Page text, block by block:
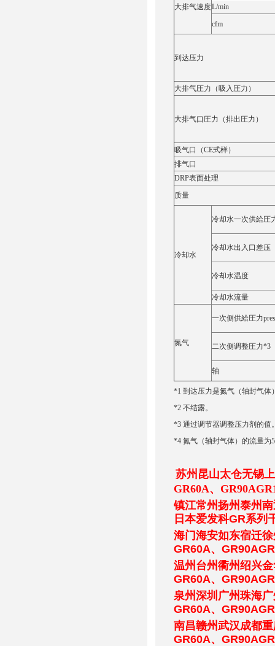
大排气速度L/min
cfm
到达压力
大排气圧力（吸入圧力）
大排气口圧力（排出圧力）
吸气口（CE式样）
排气口
DRP表面处理
质量
冷却水
冷却水一次供給圧
冷却水出入口差压
冷却水温度
冷却水流量
氮气
一次侧供給圧力
二次侧调整圧力*3
轴
*1 到达压力是氮气（轴封气体
*2 不结露。
*3 通过调节器调整压力剂的值
*4 氮气（轴封气体）的流量为
苏州昆山太仓无锡
GR60A、
镇江常州扬州泰州
日本爱发科GR系列
海门海安如东宿迁
GR60A、
温州台州衢州绍兴
GR60A、
泉州深圳广州珠海
GR60A、
南昌赣州武汉成都
GR60A、